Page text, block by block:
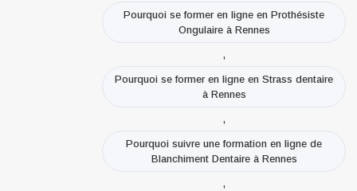
Pourquoi se former en ligne en Prothésiste
Ongulaire à Rennes
,
Pourquoi se former en ligne en Strass dentaire
à Rennes
,
Pourquoi suivre une formation en ligne de
Blanchiment Dentaire à Rennes
,